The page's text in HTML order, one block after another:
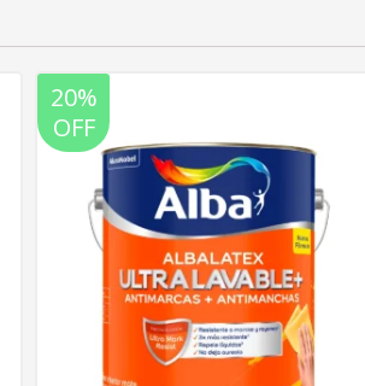
20%
OFF